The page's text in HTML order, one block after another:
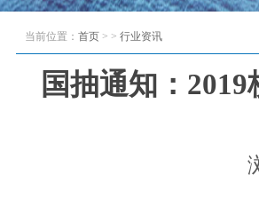
当前位置： 首页 > > 行业资讯
国抽通知：